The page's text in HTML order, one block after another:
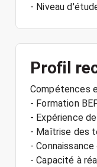
Profil
Compétences
- Formation
- Expérience
- Maîtrise des
-
- Capacité à